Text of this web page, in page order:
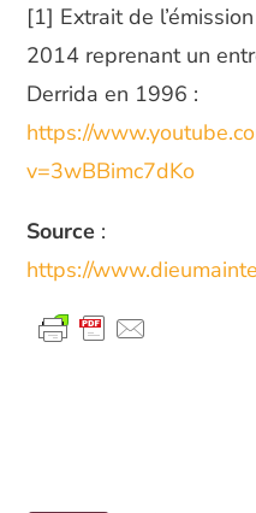
[1] Extrait de
2014 reprenant un
Derrida en 1996 :
https://
v=3wBBimc7dKo
Source :
https://